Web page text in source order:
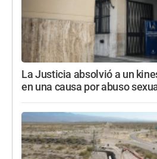
La Justicia absolvió a un
en una causa por abuso